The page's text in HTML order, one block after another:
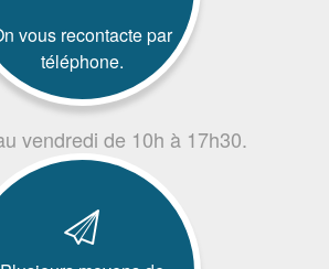
vous recontacte par
téléphone.
vendredi de 10h à 17h30.